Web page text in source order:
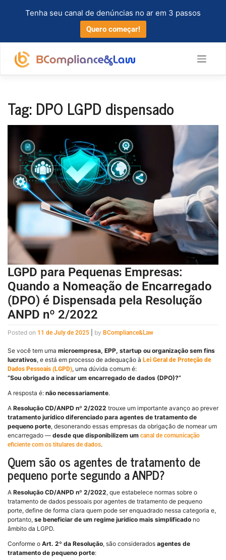
Tag: DPO LGPD dispensado
LGPD para Pequenas Empresas:
Quando a Nomeação de Encarregado
(DPO) é Dispensada pela Resolução
ANPD nº 2/2022
Posted on 11 de July de 2025 by BCompliance&Law
Se você tem uma microempresa, EPP, startup ou organização sem fins
lucrativos, e está em processo de adequação à Lei Geral de Proteção de
Dados Pessoais (LGPD), uma dúvida comum é:
“Sou obrigado a indicar um encarregado de dados (DPO)?”
A resposta é: não necessariamente.
A Resolução CD/ANPD nº 2/2022 trouxe um importante avanço ao prever
tratamento jurídico diferenciado para agentes de tratamento de
pequeno porte, desonerando essas empresas da obrigação de nomear um
encarregado — desde que disponibilizem um canal de comunicação
eficiente com os titulares de dados.
Quem são os agentes de tratamento de
pequeno porte segundo a ANPD?
A Resolução CD/ANPD nº 2/2022, que estabelece normas sobre o
tratamento de dados pessoais por agentes de tratamento de pequeno
porte, define de forma clara quem pode ser enquadrado nessa categoria e,
portanto, se beneficiar de um regime jurídico mais simplificado no
âmbito da LGPD.
Conforme o Art. 2º da Resolução, são considerados agentes de
tratamento de pequeno porte:
Tenha seu canal de denúncias no ar em 3 passos
Quero começar!